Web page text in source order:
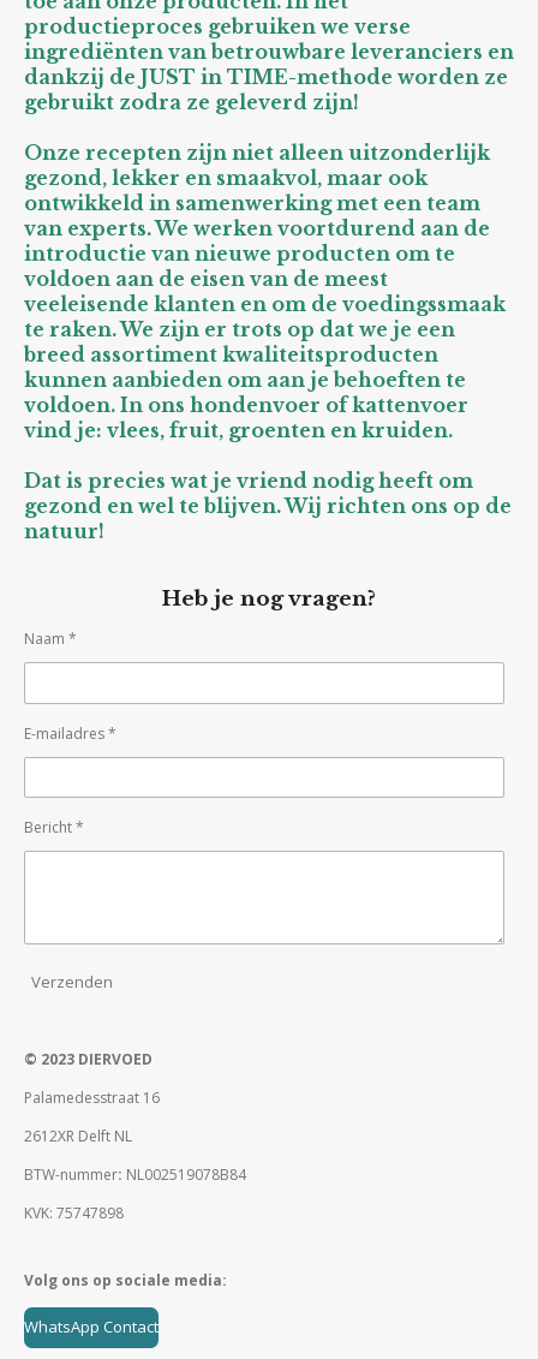
productieproces gebruiken we verse
ingrediënten van betrouwbare leveranciers en
dankzij de JUST in TIME-methode worden ze
gebruikt zodra ze geleverd zijn!
Onze recepten zijn niet alleen uitzonderlijk
gezond, lekker en smaakvol, maar ook
ontwikkeld in samenwerking met een team
van experts. We werken voortdurend aan de
introductie van nieuwe producten om te
voldoen aan de eisen van de meest
veeleisende klanten en om de voedingssmaak
te raken. We zijn er trots op dat we je een
breed assortiment kwaliteitsproducten
kunnen aanbieden om aan je behoeften te
voldoen. In ons hondenvoer of kattenvoer
vind je: vlees, fruit, groenten en kruiden.
Dat is precies wat je vriend nodig heeft om
gezond en wel te blijven. Wij richten ons op de
natuur!
Heb je nog vragen?
Naam *
E-mailadres *
Bericht *
Verzenden
© 2023 DIERVOED
Palamedesstraat 16
2612XR Delft NL
BTW-nummer: NL002519078B84
KVK: 75747898
Volg ons op sociale media:
WhatsApp Contact